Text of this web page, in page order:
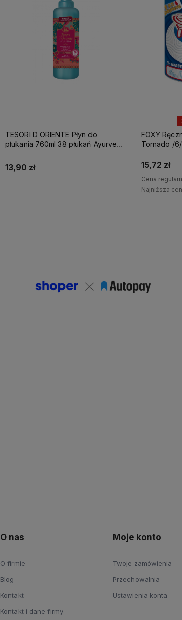
TESORI D ORIENTE Płyn do
płukania 760ml 38 płukań Ayurveda
13,90 zł
FOXY Ręcznik papierowy A1 3w
Tornado /
15,72 zł
Cena
Najniższa
O nas
O firmie
Blog
Kontakt
Kontakt i dane firmy
Moje konto
Twoje zamówienia
Przechowalnia
Ustawienia konta